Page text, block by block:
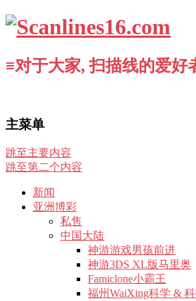
≡对于大家, 扫描线的爱好
主菜单
跳至主要内容
跳至第二个内容
新闻
亚洲博彩
私售
中国大陆
神游游戏男孩前进
神游3DS XL版马里奥
Famiclone小霸王
福州WaiXing科学 &